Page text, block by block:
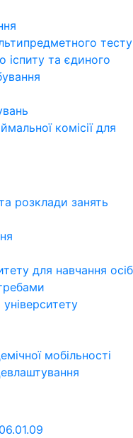
тесту
іспиту та єдиного
комісії для
розклади занять
для навчання осіб
мобільності